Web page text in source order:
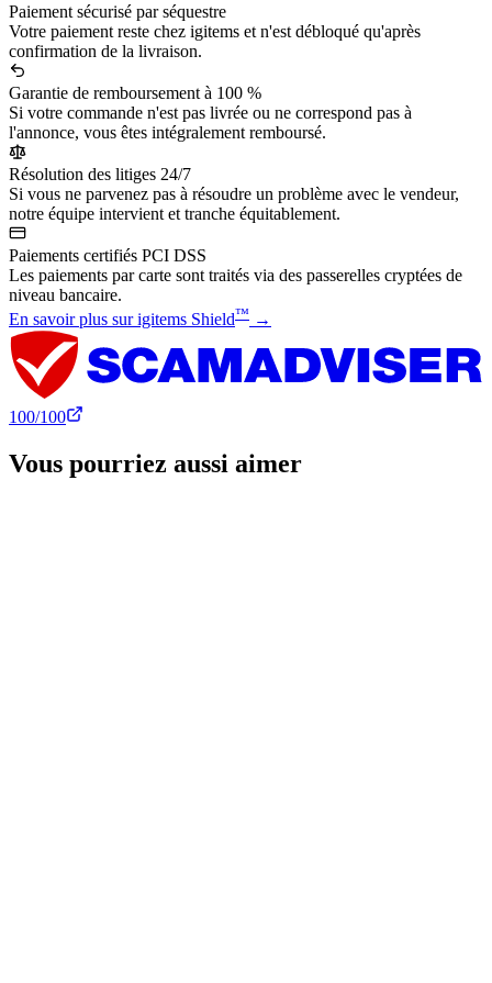
Paiement sécurisé par séquestre
Votre paiement reste chez igitems et n'est débloqué qu'après
confirmation de la livraison.
Garantie de remboursement à 100 %
Si votre commande n'est pas livrée ou ne correspond pas à
l'annonce, vous êtes intégralement remboursé.
Résolution des litiges 24/7
Si vous ne parvenez pas à résoudre un problème avec le vendeur,
notre équipe intervient et tranche équitablement.
Paiements certifiés PCI DSS
Les paiements par carte sont traités via des passerelles cryptées de
niveau bancaire.
En savoir plus sur igitems Shield™ →
100/100
Vous pourriez aussi aimer